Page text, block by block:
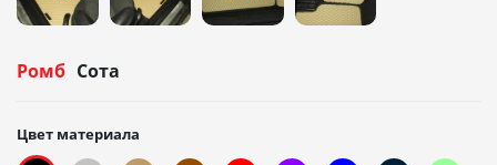
Ромб Сота
Цвет материала